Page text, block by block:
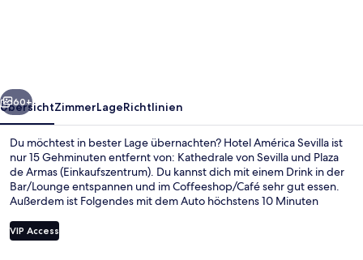
Weiter
60+
ÜbersichtZimmerLageRichtlinien
Du möchtest in bester Lage übernachten? Hotel América Sevilla ist
nur 15 Gehminuten entfernt von: Kathedrale von Sevilla und Plaza
de Armas (Einkaufszentrum). Du kannst dich mit einem Drink in der
Bar/Lounge entspannen und im Coffeeshop/Café sehr gut essen.
Außerdem ist Folgendes mit dem Auto höchstens 10 Minuten
Andere Reisende lieben das hilfsbereite Personal und die Lage. Die
Unterkunft ist nur einen kurzen Fußmarsch von den öffentlichen
VIP Access